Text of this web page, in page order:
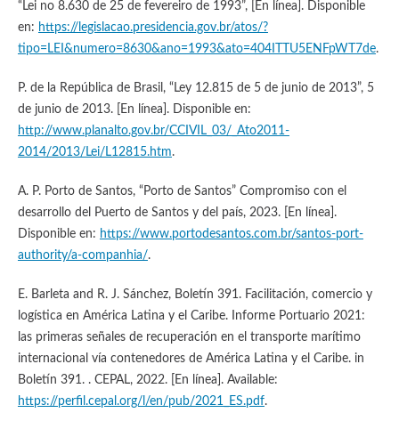
“Lei no 8.630 de 25 de fevereiro de 1993”, [En línea]. Disponible
en: https://legislacao.presidencia.gov.br/atos/?
tipo=LEI&numero=8630&ano=1993&ato=404ITTU5ENFpWT7de.
P. de la República de Brasil, “Ley 12.815 de 5 de junio de 2013”, 5
de junio de 2013. [En línea]. Disponible en:
http://www.planalto.gov.br/CCIVIL_03/_Ato2011-
2014/2013/Lei/L12815.htm.
A. P. Porto de Santos, “Porto de Santos” Compromiso con el
desarrollo del Puerto de Santos y del país, 2023. [En línea].
Disponible en: https://www.portodesantos.com.br/santos-port-
authority/a-companhia/.
E. Barleta and R. J. Sánchez, Boletín 391. Facilitación, comercio y
logística en América Latina y el Caribe. Informe Portuario 2021:
las primeras señales de recuperación en el transporte marítimo
internacional vía contenedores de América Latina y el Caribe. in
Boletín 391. . CEPAL, 2022. [En línea]. Available:
https://perfil.cepal.org/l/en/pub/2021_ES.pdf.